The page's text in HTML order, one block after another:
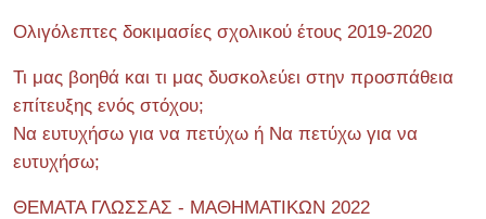
Ολιγόλεπτες δοκιμασίες σχολικού έτους 2019-2020
Τι μας βοηθά και τι μας δυσκολεύει στην προσπάθεια
επίτευξης ενός στόχου;
Να ευτυχήσω για να πετύχω ή Να πετύχω για να
ευτυχήσω;
ΘΕΜΑΤΑ ΓΛΩΣΣΑΣ - ΜΑΘΗΜΑΤΙΚΩΝ 2022